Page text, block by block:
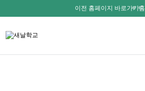
이전 홈페이지 바로가기홈